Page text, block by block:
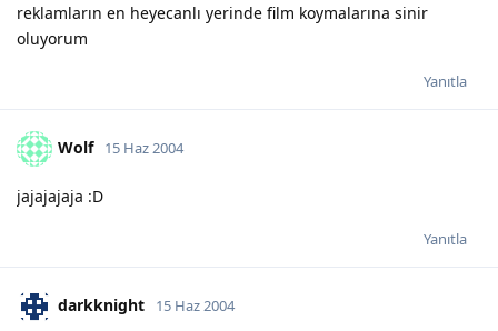
reklamların en heyecanlı yerinde film koymalarına sinir
oluyorum
Yanıtla
Wolf 15 Haz 2004
jajajajaja :D
Yanıtla
darkknight 15 Haz 2004